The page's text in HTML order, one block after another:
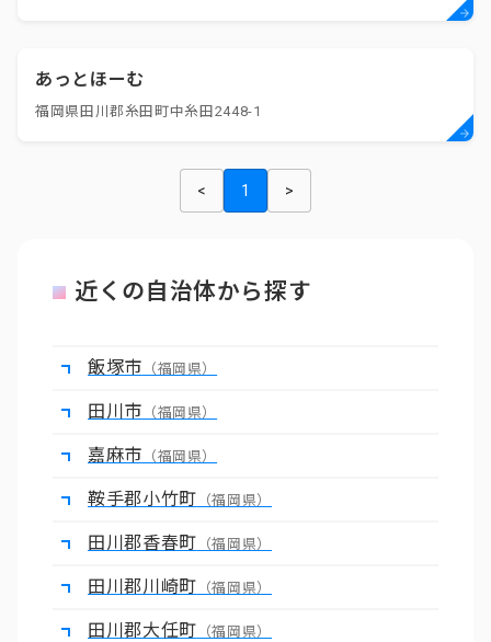
あっとほーむ
福岡県田川郡糸田町中糸田2448-1
< 1 >
近くの自治体から探す
飯塚市 （福岡県）
田川市 （福岡県）
嘉麻市 （福岡県）
鞍手郡小竹町 （福岡県）
田川郡香春町 （福岡県）
田川郡川崎町 （福岡県）
田川郡大任町 （福岡県）